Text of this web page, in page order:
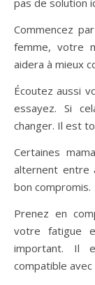
Commencez
femme, votre
aidera à mieux
Écoutez aussi
essayez. Si
changer. Il est
Certaines
alternent entre
bon compromis.
Prenez en
votre fatigue
important. Il
compatible